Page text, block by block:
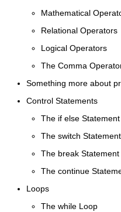
Mathematical
Relational Operators
Logical Operators
The Comma
Something more about
Control Statements
The if else Statement
The switch Statement
The break Statement
The continue
Loops
The while Loop